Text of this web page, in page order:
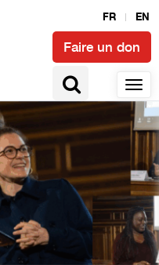
FR EN
Faire un don